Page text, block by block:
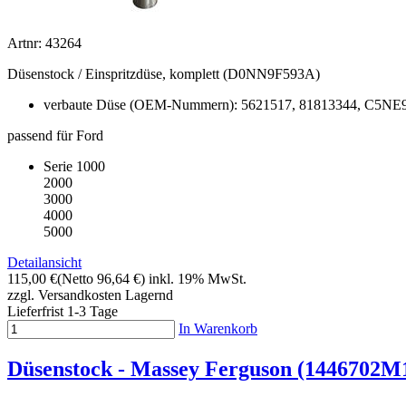
Artnr: 43264
Düsenstock / Einspritzdüse, komplett (D0NN9F593A)
verbaute Düse (OEM-Nummern): 5621517, 81813344,
passend für Ford
Serie 1000
2000
3000
4000
5000
Detailansicht
115,00 €(Netto 96,64 €) inkl. 19% MwSt.
zzgl. Versandkosten Lagernd
Lieferfrist 1-3 Tage
In Warenkorb
Düsenstock - Massey Ferguson